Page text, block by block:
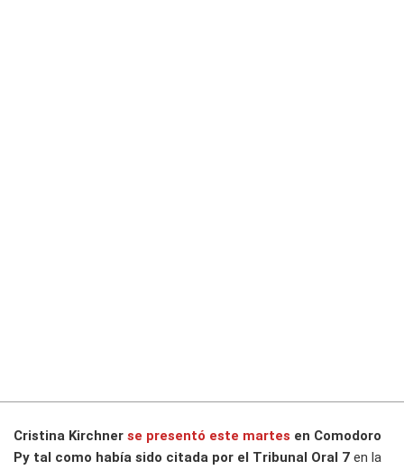
Cristina Kirchner se presentó este martes en Comodoro
Py tal como había sido citada por el Tribunal Oral 7 en la